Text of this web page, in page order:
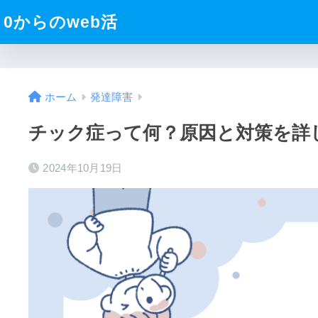
0からのweb活
ホーム 発達障害
チック症って何？原因と対策を詳
2024年10月19日